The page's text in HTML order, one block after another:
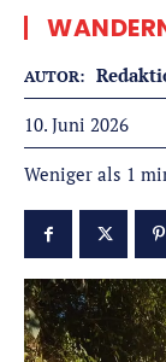
AUTOR:
10. Juni 2026
Weniger als 1